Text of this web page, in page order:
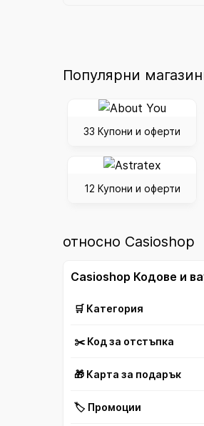
Популярни
33 Купони и оферти
12 Купони и оферти
относно Casioshop
Casioshop Кодове и
🛒 Категория
✂️ Код за отстъпка
🎁 Карта за подарък
🏷️ Промоции